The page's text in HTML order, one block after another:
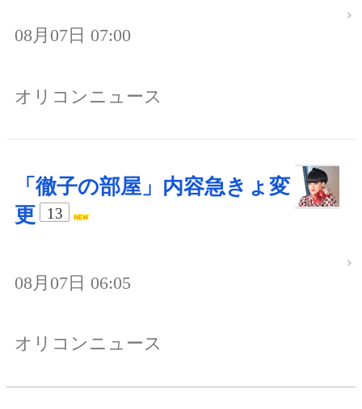
08月07日 07:00
オリコンニュース
「徹子の部屋」内容急きょ変
更
13
08月07日 06:05
オリコンニュース